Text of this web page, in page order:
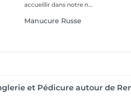
accueillir dans notre n...
Manucure Russe
et Pédicure autour de